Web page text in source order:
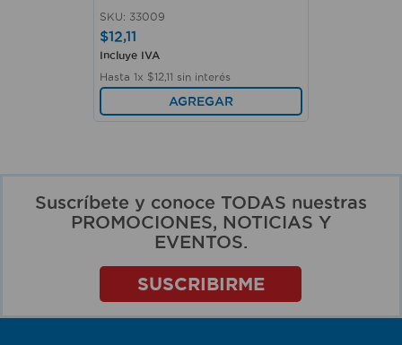
SKU: 33009
$12,11
Incluye IVA
Hasta 1x $1211 sin interés
AGREGAR
Suscríbete y conoce TODAS nuestras
PROMOCIONES, NOTICIAS Y
EVENTOS.
SUSCRIBIRME